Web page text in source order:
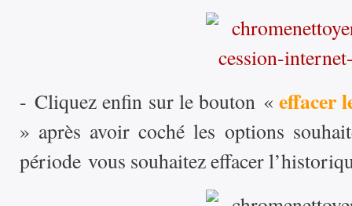
- Cliquez enfin sur le bouton «effacer
» après avoir coché les options
période vous souhaitez effacer